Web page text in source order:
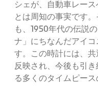
シェが、自動車レー
とは周知の事実です
も、1950年代の伝説
ナ」にちなんだアイ
す。この時計には、
反映され、今後も引
る多くのタイムピー